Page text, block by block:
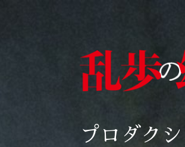
プロダク